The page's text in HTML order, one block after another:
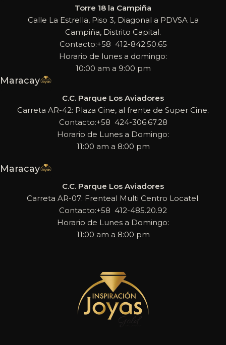
Torre 18 la Campiña
Calle La Estrella, Piso 3, Diagonal a PDVSA La
Campiña, Distrito Capital.
Contacto:+58 412-842.50.65
Horario de lunes a domingo:
10:00 am a 9:00 pm
Maracay
C.C. Parque Los Aviadores
Carreta AR-42: Plaza Cine, al frente de Super Cine.
Contacto:+58 424-306.67.28
Horario de Lunes a Domingo:
11:00 am a 8:00 pm
Maracay
C.C. Parque Los Aviadores
Carreta AR-07: Frenteal Multi Centro Locatel.
Contacto:+58 412-485.20.92
Horario de Lunes a Domingo:
11:00 am a 8:00 pm